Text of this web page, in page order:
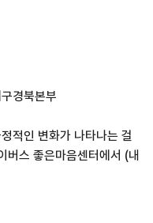
경북본부
적인 변화가 나타나는 걸
버스 좋은마음센터에서 (내